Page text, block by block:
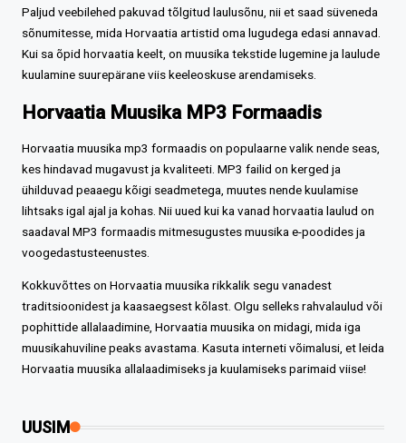
Paljud veebilehed pakuvad tõlgitud laulusõnu, nii et saad süveneda
sõnumitesse, mida Horvaatia artistid oma lugudega edasi annavad.
Kui sa õpid horvaatia keelt, on muusika tekstide lugemine ja laulude
kuulamine suurepärane viis keeleoskuse arendamiseks.
Horvaatia Muusika MP3 Formaadis
Horvaatia muusika mp3 formaadis on populaarne valik nende seas,
kes hindavad mugavust ja kvaliteeti. MP3 failid on kerged ja
ühilduvad peaaegu kõigi seadmetega, muutes nende kuulamise
lihtsaks igal ajal ja kohas. Nii uued kui ka vanad horvaatia laulud on
saadaval MP3 formaadis mitmesugustes muusika e-poodides ja
voogedastusteenustes.
Kokkuvõttes on Horvaatia muusika rikkalik segu vanadest
traditsioonidest ja kaasaegsest kõlast. Olgu selleks rahvalaulud või
pophittide allalaadimine, Horvaatia muusika on midagi, mida iga
muusikahuviline peaks avastama. Kasuta interneti võimalusi, et leida
Horvaatia muusika allalaadimiseks ja kuulamiseks parimaid viise!
UUSIM